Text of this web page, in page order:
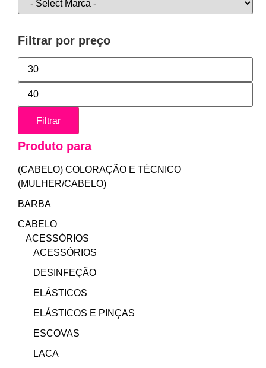
Filtrar por preço
Filtrar
Produto para
(CABELO) COLORAÇÃO E TÉCNICO
(MULHER/CABELO)
BARBA
CABELO
ACESSÓRIOS
ACESSÓRIOS
DESINFEÇÃO
ELÁSTICOS
ELÁSTICOS E PINÇAS
ESCOVAS
LACA